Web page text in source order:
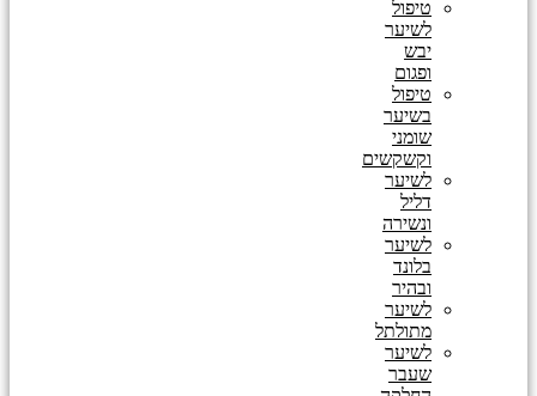
טיפול
לשיער
יבש
ופגום
טיפול
בשיער
שומני
וקשקשים
לשיער
דליל
ונשירה
לשיער
בלונד
ובהיר
לשיער
מתולתל
לשיער
שעבר